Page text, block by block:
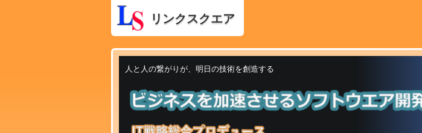
リンクスクエア
人と人の繋がりが、明日の技術を創造する